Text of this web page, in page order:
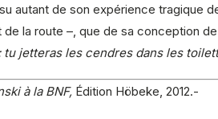
autant de son expérience tragique
la route –, que de sa conception
tu jetteras les cendres dans les
à la BNF, Édition Höbeke, 2012.-